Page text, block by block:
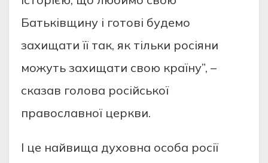
Батьківщину і готові будемо
захищати її так, як тільки росіяни
можуть захищати свою країну”, –
сказав голова російської
православної церкви.
І це найвища духовна особа росії